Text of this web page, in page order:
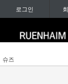
로그인
슈즈